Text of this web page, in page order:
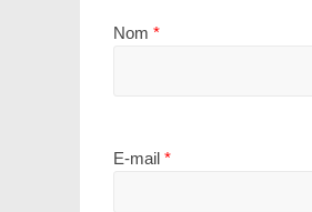
Nom *
E-mail *